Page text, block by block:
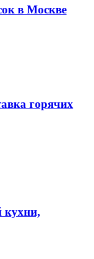
в Москве
горячих
кухни,